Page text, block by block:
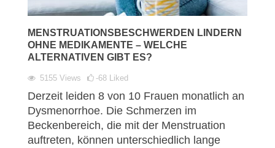
MENSTRUATIONSBESCHWERDEN LINDERN
OHNE MEDIKAMENTE – WELCHE
ALTERNATIVEN GIBT ES?
5155 Views -68 Liked
Derzeit leiden 8 von 10 Frauen monatlich an
Dysmenorrhoe. Die Schmerzen im
Beckenbereich, die mit der Menstruation
auftreten, können unterschiedlich lange